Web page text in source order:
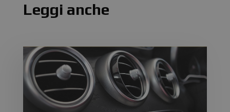
Leggi anche